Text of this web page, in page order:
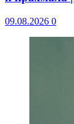
09.08.2026 0